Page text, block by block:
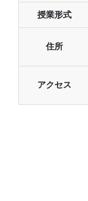
授業形式
住所
アクセス